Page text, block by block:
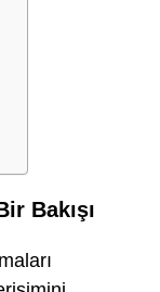
Bakışı